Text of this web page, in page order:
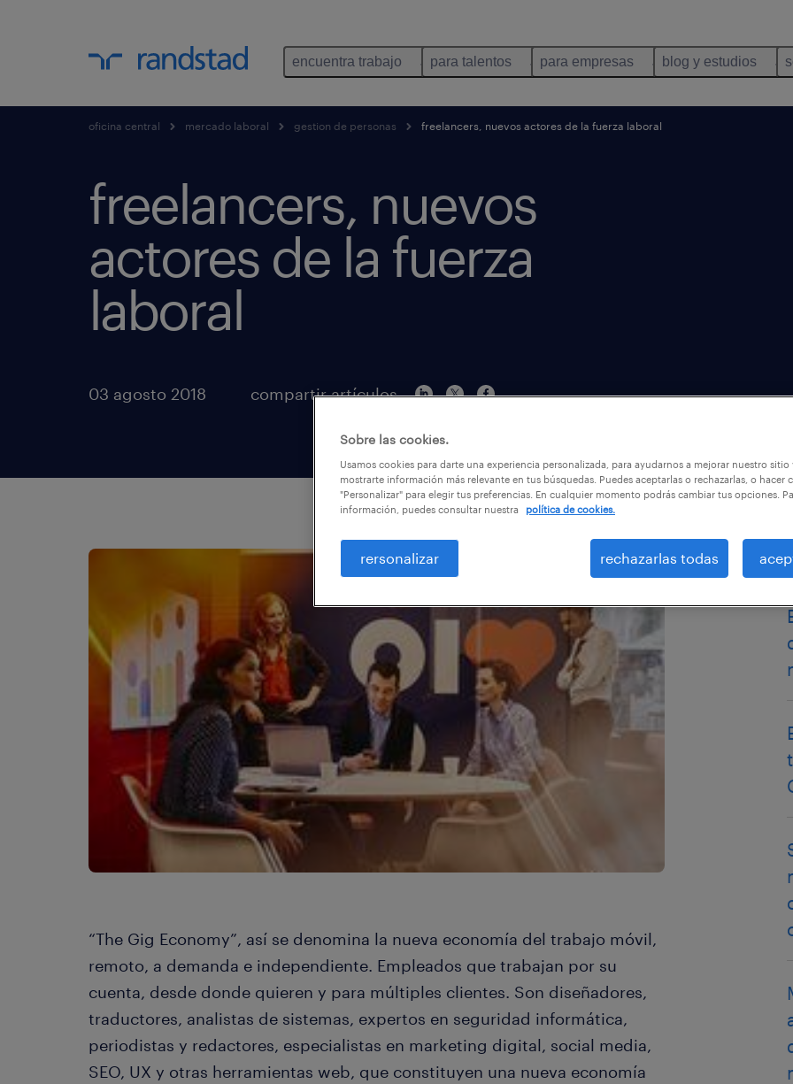
encuentra trabajo para talentos para empresas blog y estudios
oficina central mercado laboral gestion de personas freelancers, nuevos actores de la fuerza laboral
freelancers, nuevos
actores de la fuerza
laboral
03 agosto 2018 compartir artículos
“The Gig Economy”, así se denomina la nueva economía del trabajo móvil,
remoto, a demanda e independiente. Empleados que trabajan por su
cuenta, desde donde quieren y para múltiples clientes. Son diseñadores,
traductores, analistas de sistemas, expertos en seguridad informática,
periodistas y redactores, especialistas en marketing digital, social media,
SEO, UX y otras herramientas web, que constituyen una nueva economía
Sobre las cookies.
Usamos cookies para darte una experiencia personalizada, para ayudarnos a mejorar nuestro sitio
mostrarte información más relevante en tus búsquedas. Puedes aceptarlas o rechazarlas, o hacer
"Personalizar" para elegir tus preferencias. En cualquier momento podrás cambiar tus opciones.
información, puedes consultar nuestra
política de cookies.
rersonalizar rechazarlas todas